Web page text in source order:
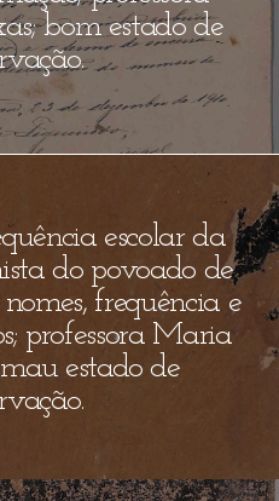
bom estado de
escolar da
do povoado de
frequência e
professora Maria
estado de